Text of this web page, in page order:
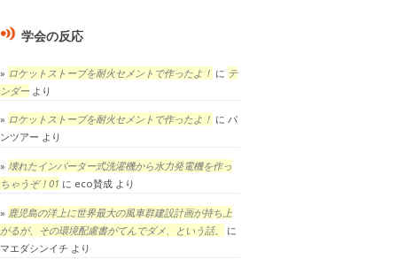
学会の反応
ロケットストーブを耐火セメントで作ったよ！ に テ
ンダーより
ロケットストーブを耐火セメントで作ったよ！ に パ
ンツアー より
壊れたインバーター式洗濯機から水力発電機を作っ
ちゃうぞ！01 に eco賛成 より
鹿児島の洋上に世界最大の風車群建設計画が持ち上
がるが、その環境配慮書がてんでダメ、という話。
に
マエダシンイチ より